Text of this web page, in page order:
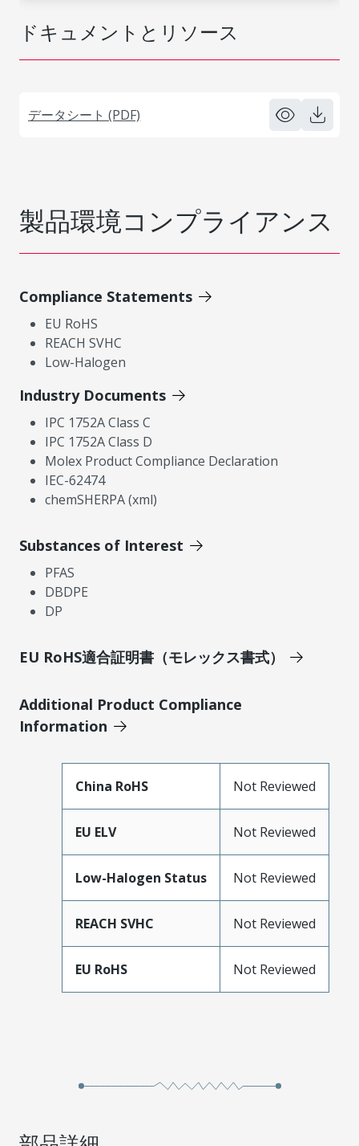
ドキュメントとリソース
データシート (PDF)
製品環境コンプライアンス
Compliance Statements
EU RoHS
REACH SVHC
Low-Halogen
Industry Documents
IPC 1752A Class C
IPC 1752A Class D
Molex Product Compliance Declaration
IEC-62474
chemSHERPA (xml)
Substances of Interest
PFAS
DBDPE
DP
EU RoHS適合証明書（モレックス書式）
Additional Product Compliance
Information
China RoHS Not Reviewed
EU ELV Not Reviewed
Low-Halogen Status Not Reviewed
REACH SVHC Not Reviewed
EU RoHS Not Reviewed